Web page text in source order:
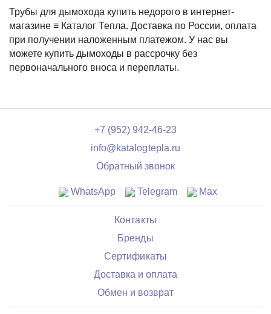
Трубы для дымохода купить недорого в интернет-
магазине ≡ Каталог Тепла. Доставка по России, оплата
при получении наложенным платежом. У нас вы
можете купить дымоходы в рассрочку без
первоначального вноса и переплаты.
+7 (952) 942-46-23
info@katalogtepla.ru
Обратный звонок
WhatsApp Telegram Max
Контакты
Бренды
Сертификаты
Доставка и оплата
Обмен и возврат